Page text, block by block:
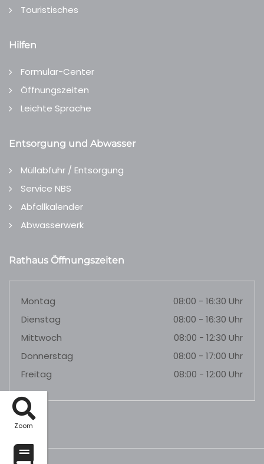
Zoom
Touristisches
Hilfen
Formular-Center
Öffnungszeiten
Leichte Sprache
Entsorgung und Abwasser
Müllabfuhr / Entsorgung
Service NBS
Abfallkalender
Abwasserwerk
Rathaus Öffnungszeiten
Montag
08:00 - 16:30 Uhr
Dienstag
08:00 - 16:30 Uhr
Mittwoch
08:00 - 12:30 Uhr
Donnerstag
08:00 - 17:00 Uhr
Freitag
08:00 - 12:00 Uhr